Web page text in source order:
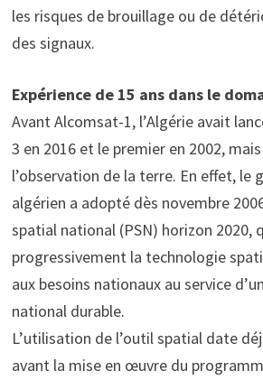
les risques de brouillage ou de
des signaux.
Expérience de 15 ans dans le
Avant Alcomsat-1, l’Algérie avait
3 en 2016 et le premier en 2002,
l’observation de la terre. En effet, le
algérien a adopté dès novembre
spatial national (PSN) horizon 2020,
progressivement la technologie
aux besoins nationaux au service
national durable.
L’utilisation de l’outil spatial date
avant la mise en œuvre du